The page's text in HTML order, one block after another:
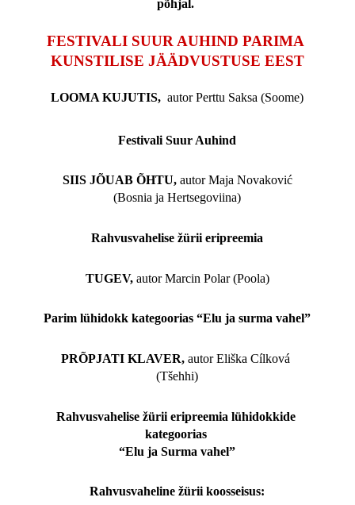
põhjal.
FESTIVALI SUUR AUHIND PARIMA
KUNSTILISE JÄÄDVUSTUSE EEST
LOOMA KUJUTIS, autor Perttu Saksa (Soome)
Festivali Suur Auhind
SIIS JÕUAB ÕHTU, autor Maja Novaković
(Bosnia ja Hertsegoviina)
Rahvusvahelise žürii eripreemia
TUGEV, autor Marcin Polar (Poola)
Parim lühidokk kategoorias “Elu ja surma vahel”
PRÕPJATI KLAVER, autor Eliška Cílková
(Tšehhi)
Rahvusvahelise žürii eripreemia lühidokkide
kategoorias
“Elu ja Surma vahel”
Rahvusvaheline žürii koosseisus: